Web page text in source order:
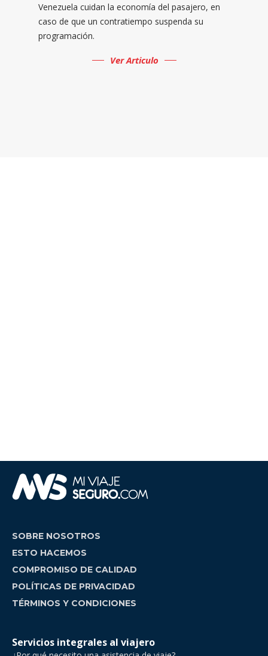
Venezuela cuidan la economía del pasajero, en
caso de que un contratiempo suspenda su
programación.
Ver Articulo
SOBRE NOSOTROS
ESTO HACEMOS
COMPROMISO DE CALIDAD
POLÍTICAS DE PRIVACIDAD
TÉRMINOS Y CONDICIONES
Servicios integrales al viajero